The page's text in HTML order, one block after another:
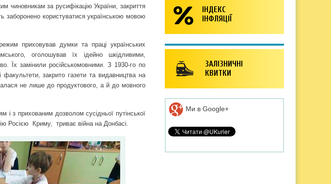
чиновникам за русифікацію України, закриття
заборонено користуватися українською мовою
приховував думки та праці українських
оголошував їх ідейно шкідливими,
Їх замінили російськомовними. З 1930-го по
факультети, закрито газети та видавництва на
не лише до продуктового, а й до мовного
і з прихованим дозволом сусідньої путінської
Росією
Криму, триває війна на Донбасі.
ІНДЕКС
ІНФЛЯЦІЇ
ЗАЛІЗНИЧНІ
КВИТКИ
Ми в Google+